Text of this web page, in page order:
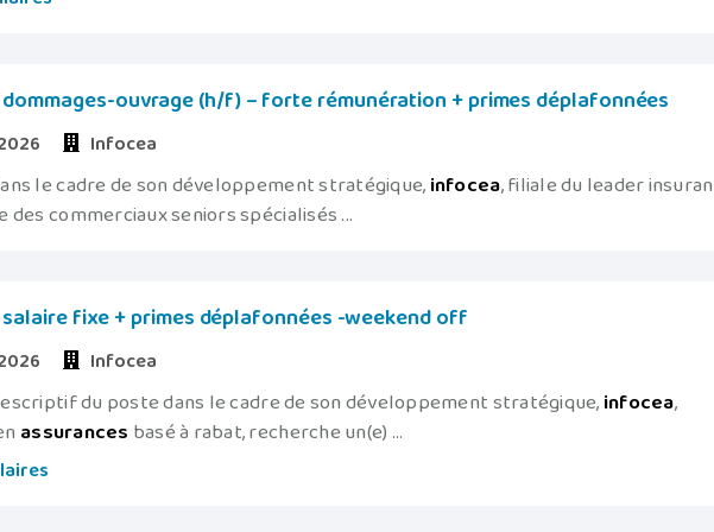
ouvrage (h/f) – forte rémunération + primes déplafonnées
Infocea
le cadre de son développement stratégique,infocea, filiale du leader
commerciaux seniors spécialisés ...
fixe + primes déplafonnées -weekend off
Infocea
du poste dans le cadre de son développement stratégique,infocea,
assurances basé à rabat, recherche un(e) ...